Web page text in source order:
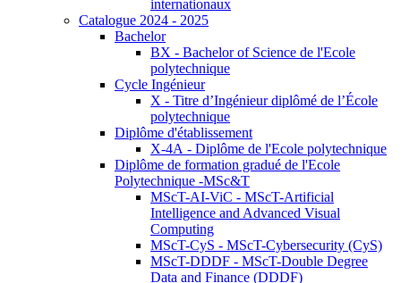
internationaux
Catalogue 2024 - 2025
Bachelor
BX - Bachelor of Science de l'Ecole
polytechnique
Cycle Ingénieur
X - Titre d’Ingénieur diplômé de l’École
polytechnique
Diplôme d'établissement
X-4A - Diplôme de l'Ecole polytechnique
Diplôme de formation gradué de l'Ecole
Polytechnique -MSc&T
MScT-AI-ViC - MScT-Artificial
Intelligence and Advanced Visual
Computing
MScT-CyS - MScT-Cybersecurity (CyS)
MScT-DDDF - MScT-Double Degree
Data and Finance (DDDF)